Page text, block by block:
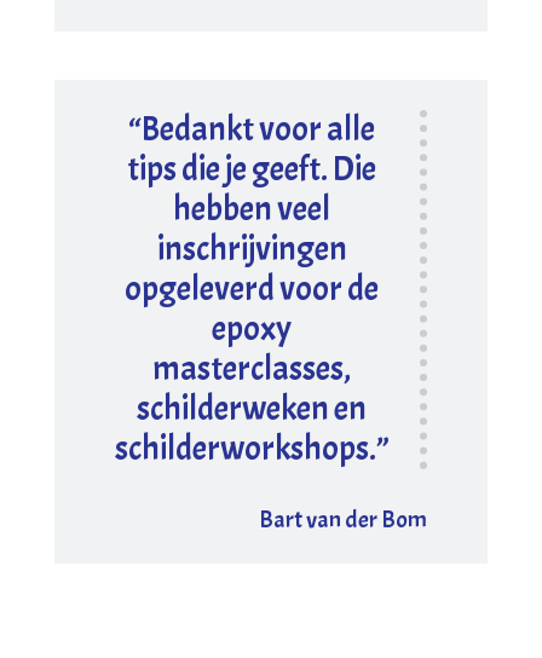
“Bedankt voor alle
tips die je geeft. Die
hebben veel
inschrijvingen
opgeleverd voor de
epoxy
masterclasses,
schilderweken en
schilderworkshops.”
Bart van der Bom